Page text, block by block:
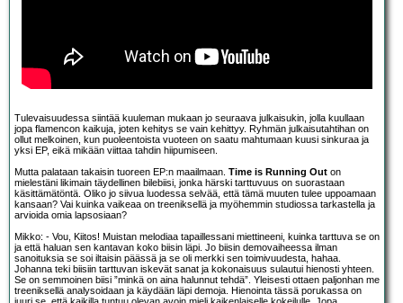
Tulevaisuudessa siintää kuuleman mukaan jo seuraava julkaisukin, jolla kuullaan
jopa flamencon kaikuja, joten kehitys se vain kehittyy. Ryhmän julkaisutahtihan on
ollut melkoinen, kun puoleentoista vuoteen on saatu mahtumaan kuusi sinkuraa ja
yksi EP, eikä mikään viittaa tahdin hiipumiseen.
Mutta palataan takaisin tuoreen EP:n maailmaan. Time is Running Out on
mielestäni likimain täydellinen bilebiisi, jonka härski tarttuvuus on suorastaan
käsittämätöntä. Oliko jo siivua luodessa selvää, että tämä muuten tulee uppoamaan
kansaan? Vai kuinka vaikeaa on treeniksellä ja myöhemmin studiossa tarkastella ja
arvioida omia lapsosiaan?
Mikko: - Vou, Kiitos! Muistan melodiaa tapaillessani miettineeni, kuinka tarttuva se on
ja että haluan sen kantavan koko biisin läpi. Jo biisin demovaiheessa ilman
sanoituksia se soi iltaisin päässä ja se oli merkki sen toimivuudesta, hahaa.
Johanna teki biisiin tarttuvan iskevät sanat ja kokonaisuus sulautui hienosti yhteen.
Se on semmoinen biisi ”minkä on aina halunnut tehdä”. Yleisesti ottaen paljonhan me
treeniksellä analysoidaan ja käydään läpi demoja. Hienointa tässä porukassa on